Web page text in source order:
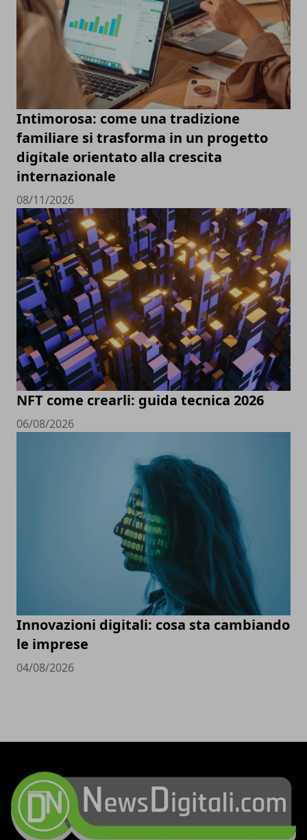
Intimorosa: come una tradizione
familiare si trasforma in un progetto
digitale orientato alla crescita
internazionale
08/11/2026
NFT come crearli: guida tecnica 2026
06/08/2026
Innovazioni digitali: cosa sta cambiando
le imprese
04/08/2026